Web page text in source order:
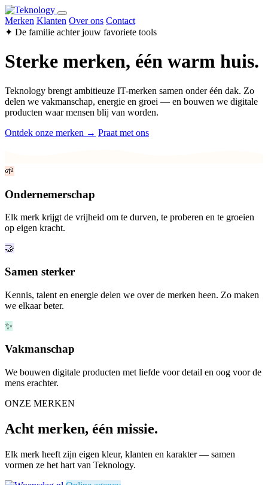
Merken Klanten Over ons Contact
✦ De familie achter jouw favoriete tools
Sterke merken, één warm huis.
Teknology brengt ambitieuze IT-merken samen onder één dak. Zo
delen we vakmanschap, energie en groei — en bouwen we digitale
producten waar mensen blij van worden.
Ontdek onze merken → Praat met ons
🌱
Ondernemerschap
Elk merk krijgt de vrijheid om te durven, te proberen en te groeien
op eigen kracht.
🤝
Samen sterker
Kennis, talent en energie delen we over de merken heen. Zo maken
we elkaar beter.
✨
Vakmanschap
We bouwen digitale producten met liefde voor detail en oog voor de
mens erachter.
ONZE MERKEN
Acht merken, één missie.
Elk merk heeft zijn eigen kleur, klanten en karakter — samen
vormen ze het hart van Teknology.